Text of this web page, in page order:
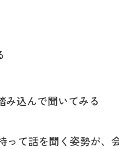
み込んで聞いてみる
って話を聞く姿勢が、